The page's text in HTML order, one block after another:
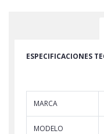
ESPECIFICACIONES
MARCA
MODELO